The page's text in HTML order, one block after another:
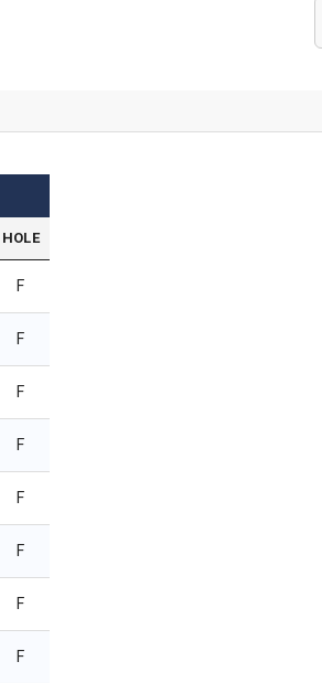
HOLE
F
F
F
F
F
F
F
F